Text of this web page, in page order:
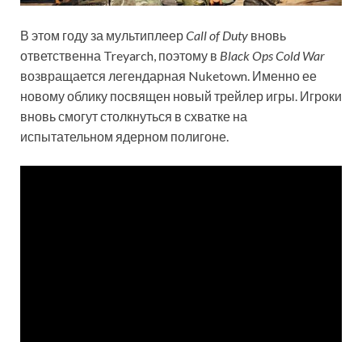
В этом году за мультиплеерCall of Duty вновь
ответственна Treyarch, поэтому в Black Ops Cold War
возвращается легендарная Nuketown. Именно ее
новому облику посвящен новый трейлер игры. Игроки
вновь смогут столкнуться в схватке на
испытательном ядерном полигоне.